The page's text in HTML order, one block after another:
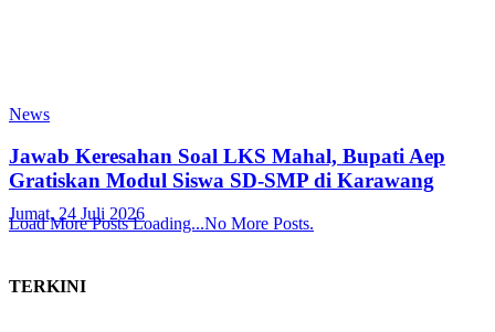
News
Jawab Keresahan Soal LKS Mahal, Bupati Aep
Gratiskan Modul Siswa SD-SMP di Karawang
Jumat, 24 Juli 2026
Load More Posts Loading...No More Posts.
TERKINI